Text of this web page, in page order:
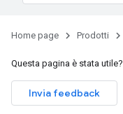
Home page Prodotti
Questa pagina è stata utile?
Invia feedback